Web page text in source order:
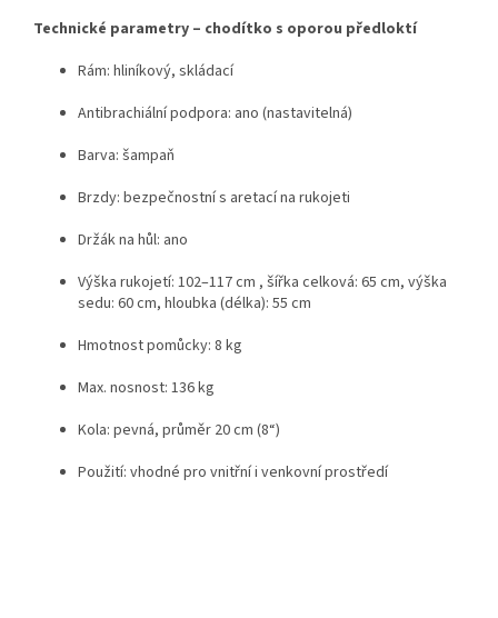
Technické parametry – chodítko s oporou předloktí
Rám: hliníkový, skládací
Antibrachiální podpora: ano (nastavitelná)
Barva: šampaň
Brzdy: bezpečnostní s aretací na rukojeti
Držák na hůl: ano
Výška rukojetí: 102–117 cm , šířka celková: 65 cm, výška
sedu: 60 cm, hloubka (délka): 55 cm
Hmotnost pomůcky: 8 kg
Max. nosnost: 136 kg
Kola: pevná, průměr 20 cm (8“)
Použití: vhodné pro vnitřní i venkovní prostředí